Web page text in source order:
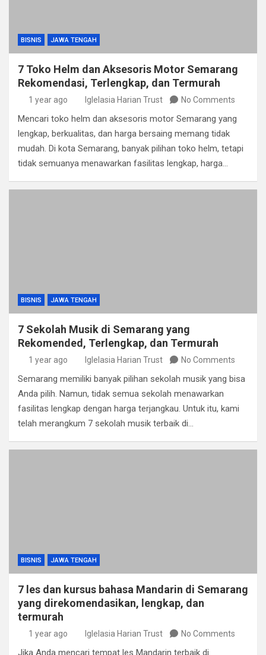
BISNIS JAWA TENGAH
7 Toko Helm dan Aksesoris Motor Semarang
Rekomendasi, Terlengkap, dan Termurah
1 year ago Iglelasia Harian Trust No Comments
Mencari toko helm dan aksesoris motor Semarang yang
lengkap, berkualitas, dan harga bersaing memang tidak
mudah. Di kota Semarang, banyak pilihan toko helm, tetapi
tidak semuanya menawarkan fasilitas lengkap, harga…
BISNIS JAWA TENGAH
7 Sekolah Musik di Semarang yang
Rekomended, Terlengkap, dan Termurah
1 year ago Iglelasia Harian Trust No Comments
Semarang memiliki banyak pilihan sekolah musik yang bisa
Anda pilih. Namun, tidak semua sekolah menawarkan
fasilitas lengkap dengan harga terjangkau. Untuk itu, kami
telah merangkum 7 sekolah musik terbaik di…
BISNIS JAWA TENGAH
7 les dan kursus bahasa Mandarin di Semarang
yang direkomendasikan, lengkap, dan
termurah
1 year ago Iglelasia Harian Trust No Comments
Jika Anda mencari tempat les Mandarin terbaik di